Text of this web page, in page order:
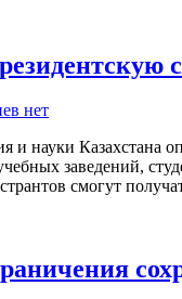
нет
и науки Казахстана
заведений,
смогут